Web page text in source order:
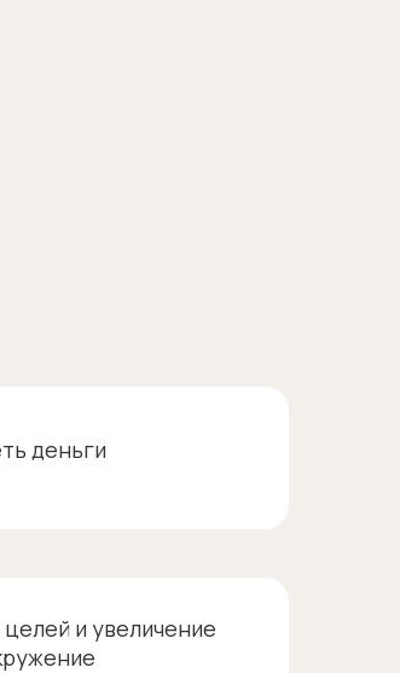
деньги
и увеличение